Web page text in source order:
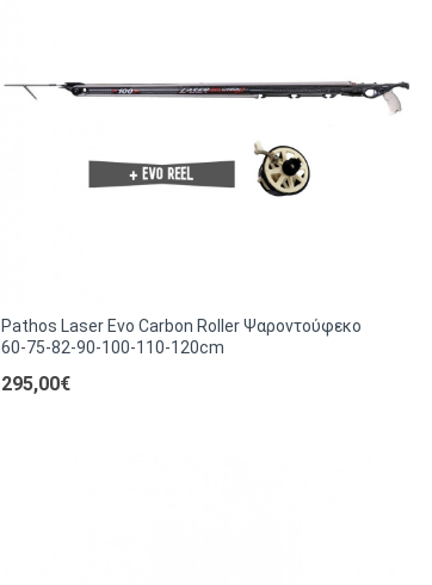
Pathos Laser Evo Carbon Roller Ψαροντούφεκο
60-75-82-90-100-110-120cm
295,00€